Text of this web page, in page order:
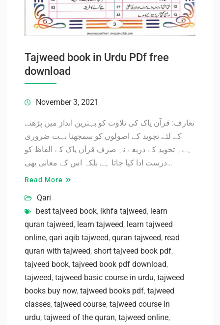
Tajweed book in Urdu PDf free
download
November 3, 2021
تعارف: قرآن پاک کی تلاوت کو بہترین انداز میں پڑھنے
کے لئے تجوید کے اصولوں کو سمجھنا بہت ضروری
ہے۔ تجوید کے ذریعے نہ صرف قرآن پاک کے الفاظ کو
درست ادا کیا جاتا ہے بلکہ اس کے معانی بھی…
Read More
Qari
best tajveed book, ikhfa tajweed, learn
quran tajweed, learn tajweed, learn tajweed
online, qari aqib tajweed, quran tajweed, read
quran with tajweed, short tajveed book pdf,
tajveed book, tajveed book pdf download,
tajweed, tajweed basic course in urdu, tajweed
books buy now, tajweed books pdf, tajweed
classes, tajweed course, tajweed course in
urdu, tajweed of the quran, tajweed online,